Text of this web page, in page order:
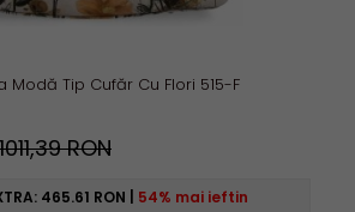
Modă Tip Cufăr Cu Flori 515-F
1011,39 RON
465.61 RON 54% mai ieftin